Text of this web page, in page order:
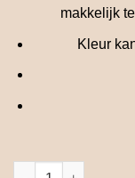
makkelijk
Kleur
Bandeau haarband